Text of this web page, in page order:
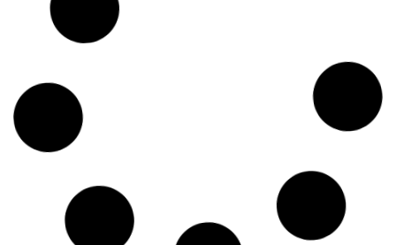
SIEV-relatie Trust and Law
Incassoservices speciaal gericht